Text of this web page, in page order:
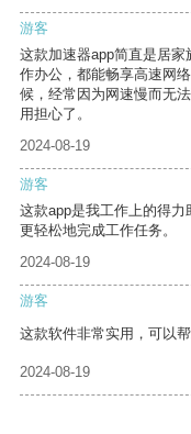
游客
这款加速器app简直是居
作办公，都能畅享高速网
候，经常因为网速慢而无
用担心了。
2024-08-19
游客
这款app是我工作上的得
更轻松地完成工作任务。
2024-08-19
游客
这款软件非常实用，可以
2024-08-19